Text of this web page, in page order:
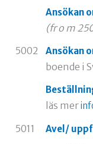
Ansökan
(fr o m
5002
Ansökan
boende i
läs mer
5011 Avel/